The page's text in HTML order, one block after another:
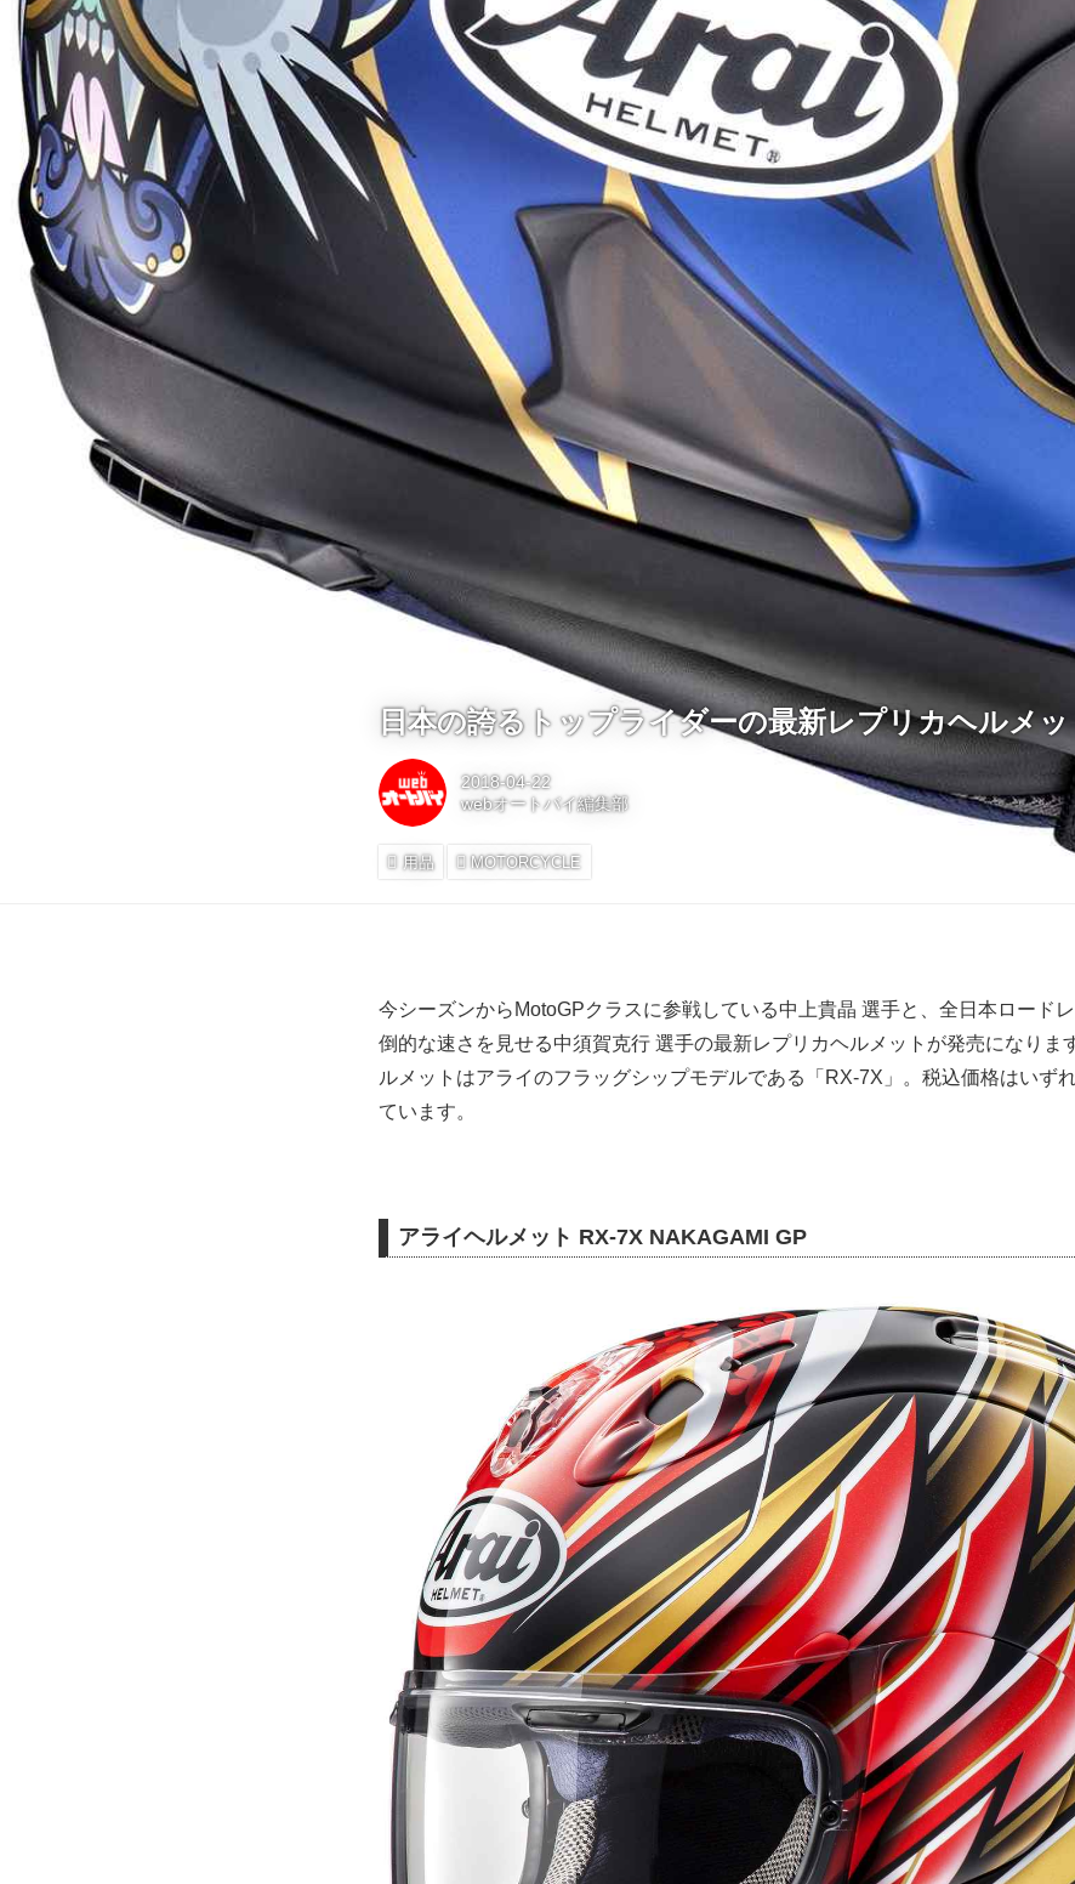
日本の誇るトップライダーの最新レプリカヘルメ
2018-04-22
webオートバイ編集部
用品 MOTORCYCLE
今シーズンからMotoGPクラスに参戦している中上貴晶 選手と、全日本ロード
倒的な速さを見せる中須賀克行 選手の最新レプリカヘルメットが発売になりま
ルメットはアライのフラッグシップモデルである「RX-7X」。税込価格はいず
ています。
アライヘルメット RX-7X NAKAGAMI GP